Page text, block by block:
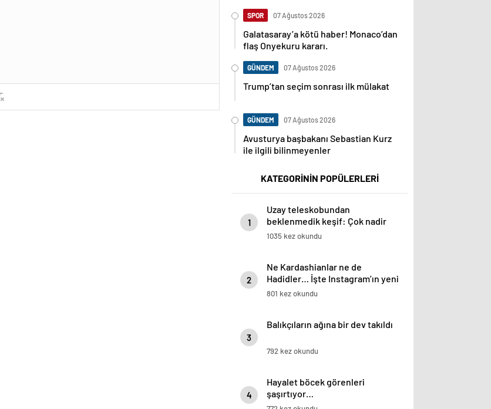
SPOR 07 Ağustos 2026
Galatasaray’a kötü haber! Monaco’dan
flaş Onyekuru kararı.
GÜNDEM 07 Ağustos 2026
Trump’tan seçim sonrası ilk mülakat
GÜNDEM 07 Ağustos 2026
Avusturya başbakanı Sebastian Kurz
ile ilgili bilinmeyenler
KATEGORİNİN POPÜLERLERİ
1
Uzay teleskobundan
beklenmedik keşif: Çok nadir
bulunuyor!
1035 kez okundu
2
Ne Kardashianlar ne de
Hadidler… İşte Instagram’ın yeni
gözdeleri
801 kez okundu
3
Balıkçıların ağına bir dev takıldı
792 kez okundu
4
Hayalet böcek görenleri
şaşırtıyor…